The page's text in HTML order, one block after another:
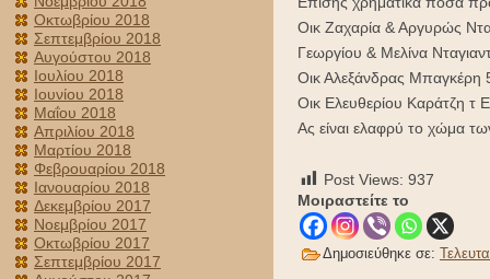
Οκτωβρίου 2018
Σεπτεμβρίου 2018
Αυγούστου 2018
Ιουλίου 2018
Ιουνίου 2018
Μαΐου 2018
Απριλίου 2018
Μαρτίου 2018
Φεβρουαρίου 2018
Ιανουαρίου 2018
Δεκεμβρίου 2017
Νοεμβρίου 2017
Οκτωβρίου 2017
Σεπτεμβρίου 2017
Οικ Ζαχαρία & Αργυρώς
Γεωργίου & Μελίνα
Οικ Αλεξάνδρας
Οικ Ελευθερίου Καράτζη τ
Ας είναι ελαφρύ το χώμα
Post Views: 937
Μοιραστείτε το
Δημοσιεύθηκε σε: